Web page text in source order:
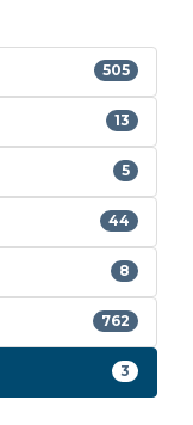
505
13
5
44
8
762
3